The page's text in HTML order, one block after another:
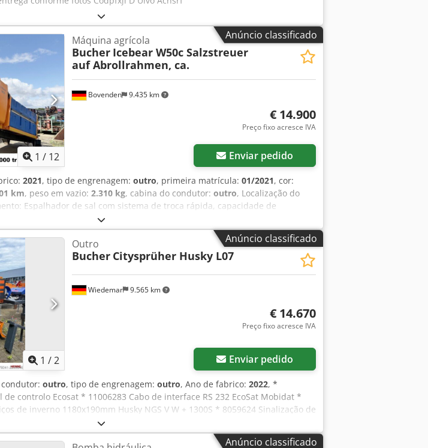
Anúncio classificado
1 / 12
Bovenden 9.435 km
Máquina agrícola
Bucher Icebear W50c Salzstreuer
auf Abrollrahmen, ca.
€ 14.900
Preço fixo acresce IVA
Enviar pedido
2021, tipo de engrenagem: outro, primeira matrícula: 01/2021, cor:
km, peso em vazio: 2.310 kg, cabina do condutor: outro, Localização do
Espalhador de sal com sistema de troca rápida, capacidade de
num chassi de troca rápida Strobach! Peso próprio: aproximadamente
de sal: aproximadamente 5 m³. Capacidade do depósito de sal
litros. INFORMAÇÕES SOBRE OS ACESSÓRIOS SEM GARANTIA, sujeitas a
Cedpszpzf Djfx Acnsrf
Anúncio classificado
Solicitar mais imagens
1 /2
Wiedemar 9.565 km
Outro
Bucher Citysprüher Husky L07
€ 14.670
Preço fixo acresce IVA
Enviar pedido
outro, tipo de engrenagem: outro, Ano de fabrico: 2022, *
controlo Ecosat * 11006283 Cabo de interface RS 232 EcoSat Mobidat *
de inverno 1180x190mm Husky NGS V W + 1300S * 8059624 Sinalização de
Husky (6,5 m) * 11000032 Ajuste mecânico do padrão de distribuição,
Luz de sinalização rotativa LED Crodpfxsznvudj Acnof * 8078950
Anúncio classificado